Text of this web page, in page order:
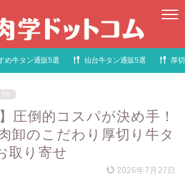
め牛タン通販5選 仙台牛タン通販5選 厚
PR
圧倒的コスパが決め手！
卸のこだわり厚切り牛タ
取り寄せ
2026年7月27日